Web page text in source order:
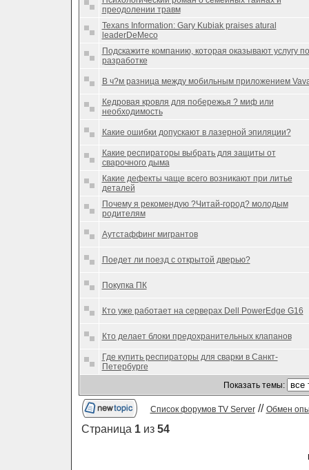
преодолении травм
Texans Information: Gary Kubiak praises atural
leaderDeMeco
Подскажите компанию, которая оказывают услугу по
разработке
В ч?м разница между мобильным приложением
Кедровая кровля для побережья ? миф или
необходимость
Какие ошибки допускают в лазерной эпиляции?
Какие респираторы выбрать для защиты от
сварочного дыма
Какие дефекты чаще всего возникают при литье
деталей
Почему я рекомендую ?Читай-город? молодым
родителям
Аутстаффинг мигрантов
Поедет ли поезд с открытой дверью?
Покупка ПК
Кто уже работает на серверах Dell PowerEdge G16
Кто делает блоки предохранительных клапанов
Где купить респираторы для сварки в Санкт-
Петербурге
Показать темы:
Список форумов TV Server// Обмен
Страница 1из 54